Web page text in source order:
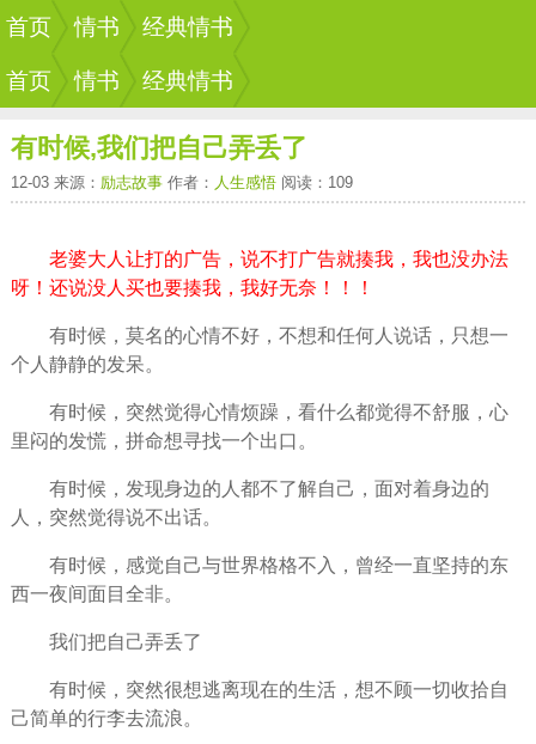
首页 情书 经典情书
首页 情书 经典情书
有时候,我们把自己弄丢了
12-03 来源： 励志故事作者： 人生感悟阅读：109
老婆大人让打的广告，说不打广告就揍我，我也没办法
呀！还说没人买也要揍我，我好无奈！！！
有时候，莫名的心情不好，不想和任何人说话，只想一
个人静静的发呆。
有时候，突然觉得心情烦躁，看什么都觉得不舒服，心
里闷的发慌，拼命想寻找一个出口。
有时候，发现身边的人都不了解自己，面对着身边的
人，突然觉得说不出话。
有时候，感觉自己与世界格格不入，曾经一直坚持的东
西一夜间面目全非。
我们把自己弄丢了
有时候，突然很想逃离现在的生活，想不顾一切收拾自
己简单的行李去流浪。